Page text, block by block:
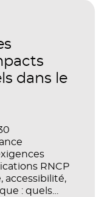
la
des
dans le
RNCP
accessibilité,
: quels